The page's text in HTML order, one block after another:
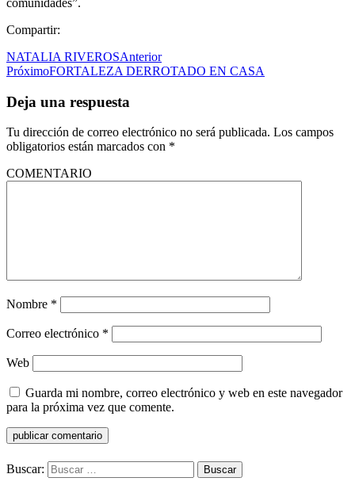
Compartir:
NATALIA RIVEROSAnterior
PróximoFORTALEZA DERROTADO EN CASA
Deja una respuesta
Tu dirección de correo electrónico no será publicada. Los campos
obligatorios están marcados con *
COMENTARIO
Nombre *
Correo electrónico *
Web
Guarda mi nombre, correo electrónico y web en este navegador
para la próxima vez que comente.
Buscar: